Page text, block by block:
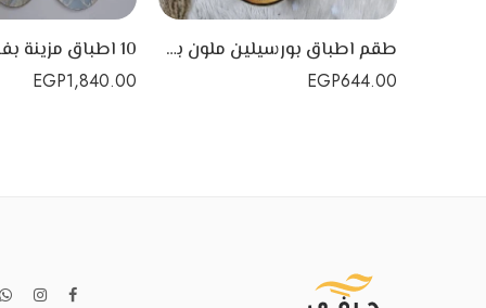
طقم اطباق بورسيلين ملون بفن الديكوباج مكون من 3 اطباق- العين الزرقاء
EGP644.00
EGP1,840.00